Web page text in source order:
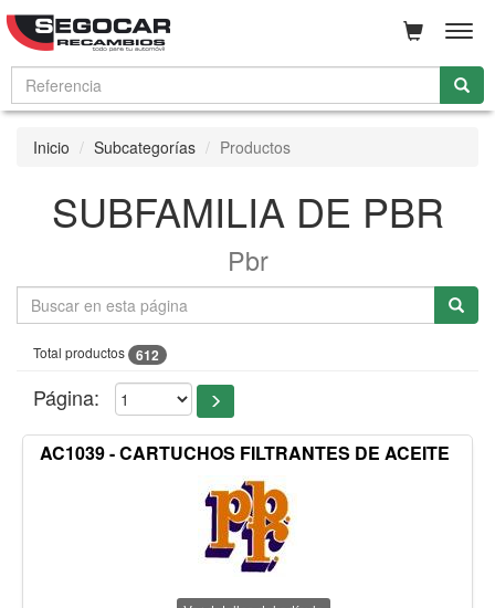
Inicio Subcategorías Productos
SUBFAMILIA DE PBR
Pbr
Total productos 612
Página:
AC1039 - CARTUCHOS FILTRANTES DE ACEITE